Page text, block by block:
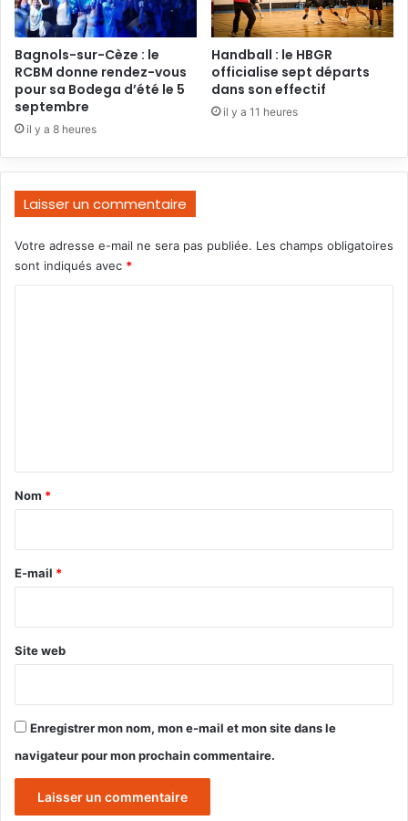
Bagnols-sur-Cèze : le
RCBM donne rendez-vous
pour sa Bodega d’été le 5
septembre
il y a 8 heures
Handball : le HBGR
officialise sept départs
dans son effectif
il y a 11 heures
Laisser un commentaire
Votre adresse e-mail ne sera pas publiée. Les champs obligatoires
sont indiqués avec *
a
e
Nom *
E-mail *
Site web
Enregistrer mon nom, mon e-mail et mon site dans le
navigateur pour mon prochain commentaire.